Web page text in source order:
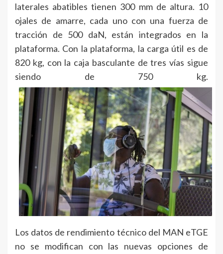
laterales abatibles tienen 300 mm de altura. 10
ojales de amarre, cada uno con una fuerza de
tracción de 500 daN, están integrados en la
plataforma. Con la plataforma, la carga útil es de
820 kg, con la caja basculante de tres vías sigue
siendo de 750 kg.
Los datos de rendimiento técnico del MAN eTGE
no se modifican con las nuevas opciones de